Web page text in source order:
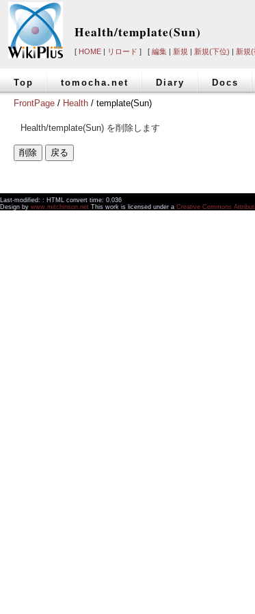
Health/template(Sun)
[ HOME | リロード ] [ 編集 | 新規 | 新規(下位) | 新規
Top tomocha.net Diary Docs
FrontPage / Health / template(Sun)
Health/template(Sun) を削除します
Last-modified: : HTML convert time: 0.036
Design by www.mitchinson.net This work is licensed under a Creative Commons